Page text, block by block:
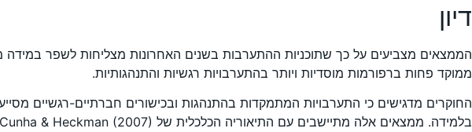
דיון
הממצאים מצביעים על כך שתוכניות ההתערבות בשנים האחרונות מצליחות לשפר
ממוקד פחות ברפורמות מוסדיות ויותר בהתערבויות רגשיות והתנהגותיות.
החוקרים מדגישים כי התערבויות המתמקדות בהתנהגות ובכישורים חברתיים-רגשיים